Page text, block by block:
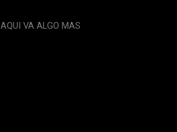
AQUI VA ALGO MAS